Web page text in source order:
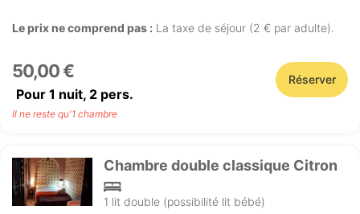
Le prix ne comprend pas : La taxe de séjour (2 € par adulte).
50,00 €
Pour 1 nuit, 2 pers.
Réserver
Il ne reste qu'1 chambre
Chambre double classique Citron
1 lit double (possibilité lit bébé)